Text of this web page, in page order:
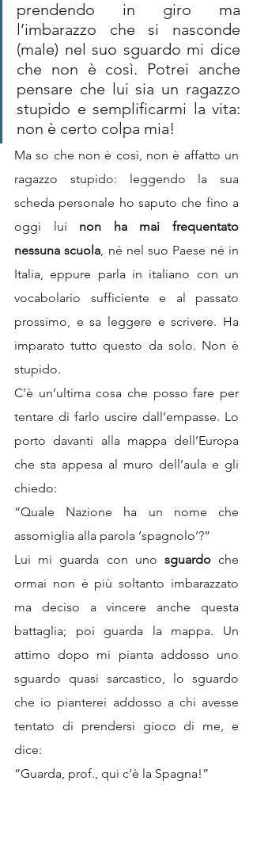
prendendo in giro ma
l’imbarazzo che si nasconde
(male) nel suo sguardo mi dice
che non è così. Potrei anche
pensare che lui sia un ragazzo
stupido e semplificarmi la vita:
non è certo colpa mia!
Ma so che non è così, non è affatto un
ragazzo stupido: leggendo la sua
scheda personale ho saputo che fino a
oggi lui non ha mai frequentato
nessuna scuola, né nel suo Paese né in
Italia, eppure parla in italiano con un
vocabolario sufficiente e al passato
prossimo, e sa leggere e scrivere. Ha
imparato tutto questo da solo. Non è
stupido.
C’è un’ultima cosa che posso fare per
tentare di farlo uscire dall’empasse. Lo
porto davanti alla mappa dell’Europa
che sta appesa al muro dell’aula e gli
chiedo:
“Quale Nazione ha un nome che
assomiglia alla parola ‘spagnolo’?”
Lui mi guarda con uno sguardo che
ormai non è più soltanto imbarazzato
ma deciso a vincere anche questa
battaglia; poi guarda la mappa. Un
attimo dopo mi pianta addosso uno
sguardo quasi sarcastico, lo sguardo
che io pianterei addosso a chi avesse
tentato di prendersi gioco di me, e
dice:
“Guarda, prof., qui c’è la Spagna!”